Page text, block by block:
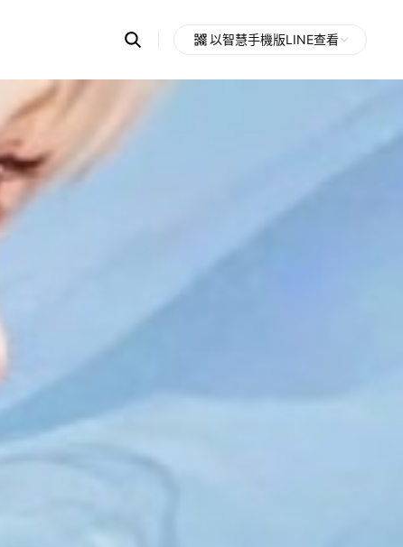
Search
OpenChats
messages
search
以智慧手機版LINE查看